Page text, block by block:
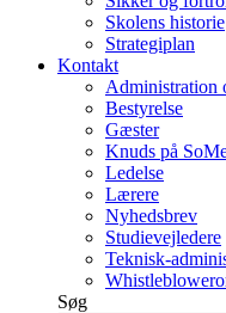
Skolens historie
Strategiplan
Kontakt
Administration
Bestyrelse
Gæster
Knuds på
Ledelse
Lærere
Nyhedsbrev
Studievejledere
Teknisk-
Søg